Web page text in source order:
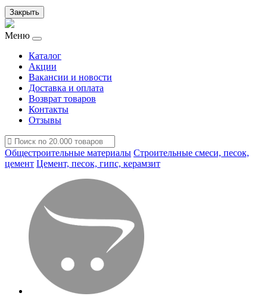
Закрыть
Меню
Каталог
Акции
Вакансии и новости
Доставка и оплата
Возврат товаров
Контакты
Отзывы
Общестроительные материалы Строительные смеси, песок,
цемент Цемент, песок, гипс, керамзит